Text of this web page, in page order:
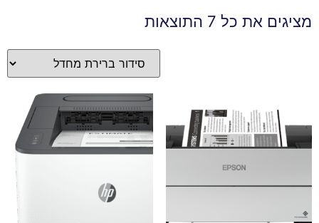
מציגים את כל ⁦7⁩ התוצאות